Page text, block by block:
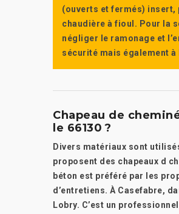
(ouverts et fermés) insert,
chaudière à fioul. Pour la
négliger le ramonage et
sécurité mais également
Chapeau de
le 66130 ?
Divers matériaux sont
proposent des chapeaux d
béton est préféré par les
d’entretiens. À Casefabre,
Lobry. C’est un